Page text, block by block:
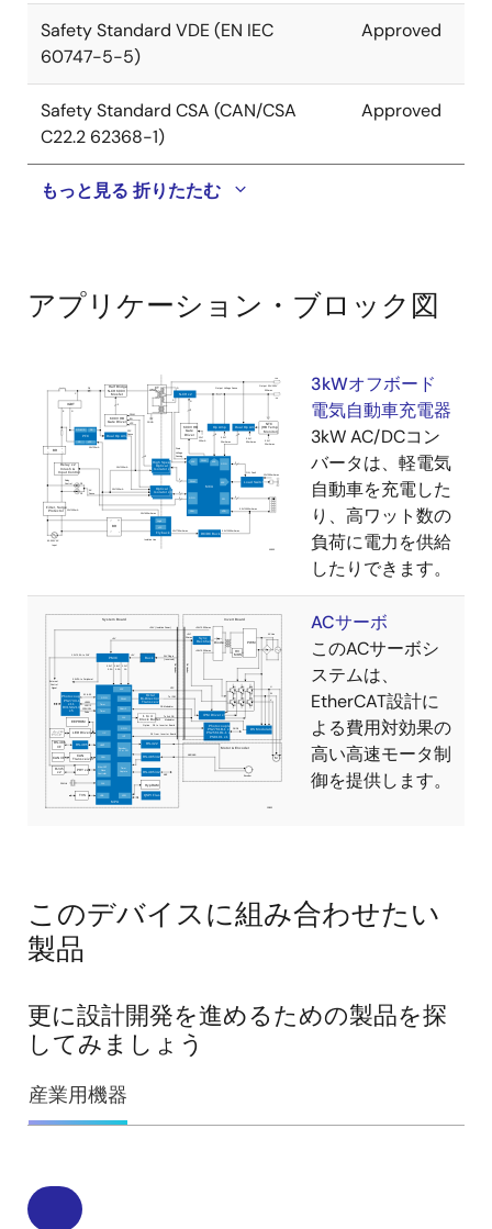
Safety Standard VDE (EN IEC
60747-5-5)
Approved
Safety Standard CSA (CAN/CSA
C22.2 62368-1)
Approved
もっと見る 折りたたむ
アプリケーション・ブロック図
3kWオフボード
電気自動車充電器
3kW AC/DCコン
バータは、軽電気
自動車を充電した
り、高ワット数の
負荷に電力を供給
したりできます。
ACサーボ
このACサーボシ
ステムは、
EtherCAT設計に
よる費用対効果の
高い高速モータ制
御を提供します。
このデバイスに組み合わせたい
製品
更に設計開発を進めるための製品を探
してみましょう
産業用機器